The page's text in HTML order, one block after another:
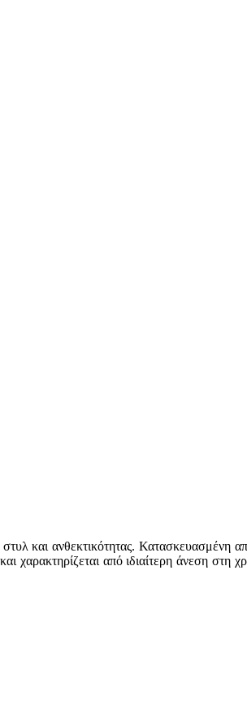
και ανθεκτικότητας. Κατασκευασμένη
χαρακτηρίζεται από ιδιαίτερη άνεση